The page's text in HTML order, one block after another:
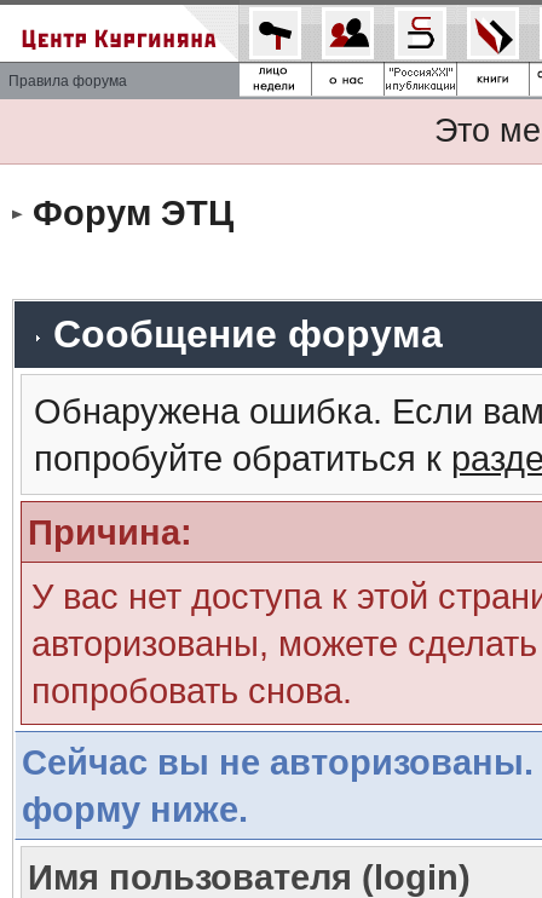
Правила форума
Это
Форум ЭТЦ
Сообщение форума
Обнаружена ошибка. Если
попробуйте обратиться к
Причина:
У вас нет доступа к этой
авторизованы, можете
попробовать снова.
Сейчас вы не авторизованы.
форму ниже.
Имя пользователя (login)